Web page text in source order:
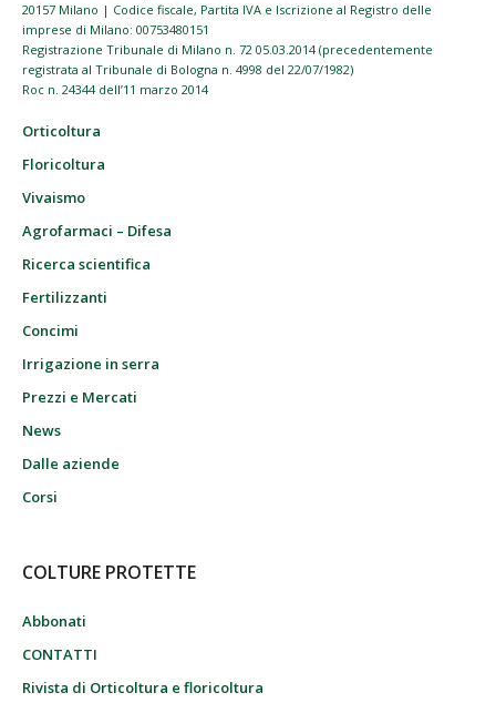
20157 Milano | Codice fiscale, Partita IVA e Iscrizione al Registro delle
imprese di Milano: 00753480151
Registrazione Tribunale di Milano n. 72 05.03.2014 (precedentemente
registrata al Tribunale di Bologna n. 4998 del 22/07/1982)
Roc n. 24344 dell’11 marzo 2014
Orticoltura
Floricoltura
Vivaismo
Agrofarmaci – Difesa
Ricerca scientifica
Fertilizzanti
Concimi
Irrigazione in serra
Prezzi e Mercati
News
Dalle aziende
Corsi
COLTURE PROTETTE
Abbonati
CONTATTI
Rivista di Orticoltura e floricoltura